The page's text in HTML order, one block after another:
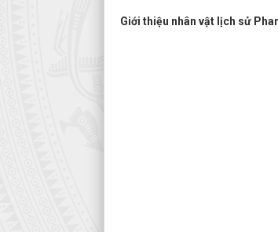
Giới thiệu nhân vật lịch sử